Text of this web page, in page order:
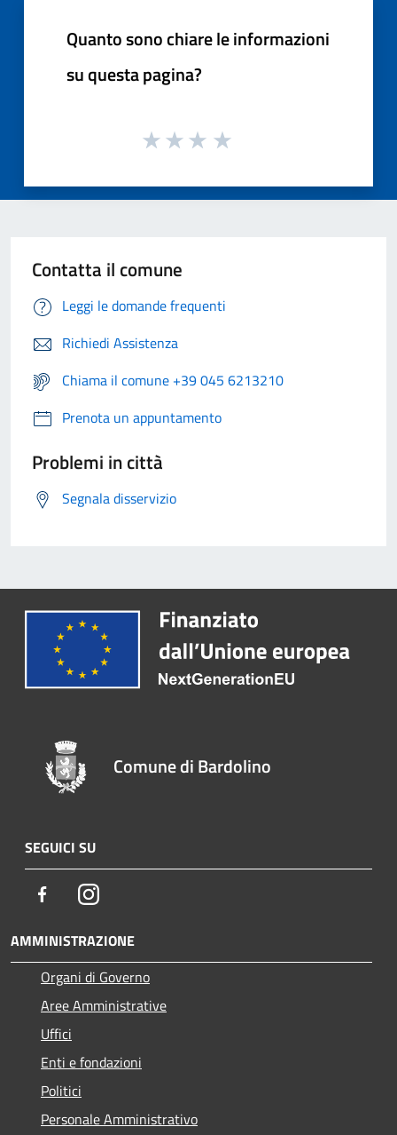
Quanto sono chiare le informazioni
su questa pagina?
Contatta il comune
Leggi le domande frequenti
Richiedi Assistenza
Chiama il comune +39 045 6213210
Prenota un appuntamento
Problemi in città
Segnala disservizio
Comune di Bardolino
SEGUICI SU
FacebookInstagram
AMMINISTRAZIONE
Organi di Governo
Aree Amministrative
Uffici
Enti e fondazioni
Politici
Personale Amministrativo